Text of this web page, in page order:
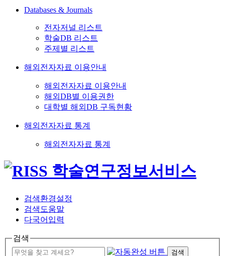
Databases & Journals
전자저널 리스트
학술DB 리스트
주제별 리스트
해외전자자료 이용안내
해외전자자료 이용안내
해외DB별 이용권한
대학별 해외DB 구독현황
해외전자자료 통계
해외전자자료 통계
검색환경설정
검색도움말
다국어입력
검색
검색